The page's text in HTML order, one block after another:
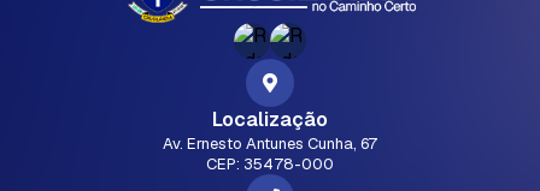
Localização
Av. Ernesto Antunes Cunha, 67
CEP: 35478-000